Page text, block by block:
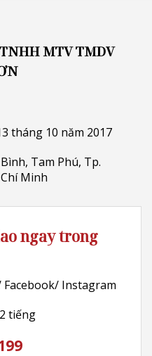
TNHH MTV TMDV
tháng 10 năm 2017
Tam Phú, Tp.
Minh
ngay trong
Instagram
tiếng